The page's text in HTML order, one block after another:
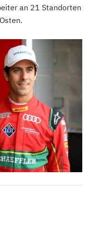
an 21 Standorten